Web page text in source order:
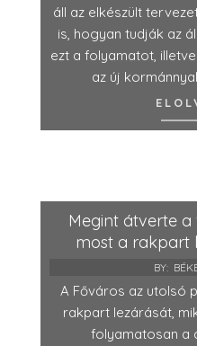
áll az elkészült
is, hogyan tudják az
ezt a folyamatot,
az új
Megint átverte
most a rakpart
BY:
A Főváros az utolsó
rakpart lezárását,
folyamatosan a